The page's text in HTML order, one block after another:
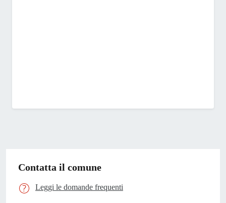
Contatta il comune
Leggi le domande frequenti